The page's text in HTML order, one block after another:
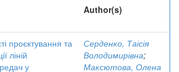
Author(s)
проєктування та
ліній
у
Серденко, Таісія
Володимирівна;
Максютова, Олена